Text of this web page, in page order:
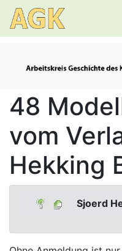
48
vom
Hekking
Sjoerd